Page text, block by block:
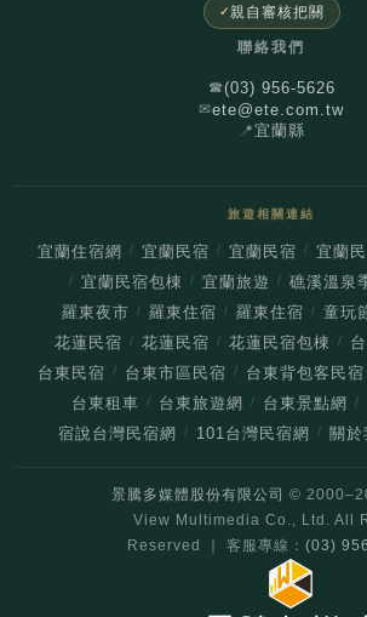
親自審核把關
聯絡我們
☎(03) 956-5626
✉ete@ete.com.tw
📍宜蘭縣
旅遊相關連結
宜蘭住宿網 / 宜蘭民宿 / 宜蘭民宿 / 宜蘭
/ 宜蘭民宿包棟 / 宜蘭旅遊 / 礁溪溫泉
羅東夜市 / 羅東住宿 / 羅東住宿 / 童玩
花蓮民宿 / 花蓮民宿 / 花蓮民宿包棟 /
台東民宿 / 台東市區民宿 / 台東背包客民宿
台東租車 / 台東旅遊網 / 台東景點網 /
宿說台灣民宿網 / 101台灣民宿網 / 關於
景騰多媒體股份有限公司 © 2000–
View Multimedia Co., Ltd. All
Reserved ｜ 客服專線： (03)